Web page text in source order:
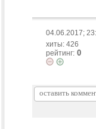
04.06.2017;
хиты: 426
рейтинг: 0